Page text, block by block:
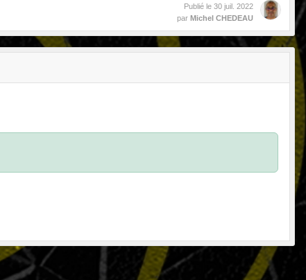
Publié le 30 juil. 2022
par Michel CHEDEAU